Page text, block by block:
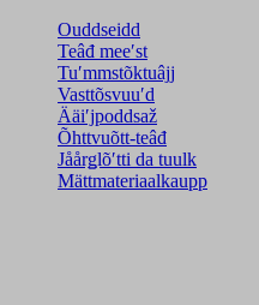
Ouddseidd
Teâđ meeʹst
Tuʹmmstõktuâjj
Vasttõsvuuʹd
Ääiʹjpoddsaž
Õhttvuõtt-teâđ
Jåårǥlõʹtti da tuulk
Mättmateriaalkaupp